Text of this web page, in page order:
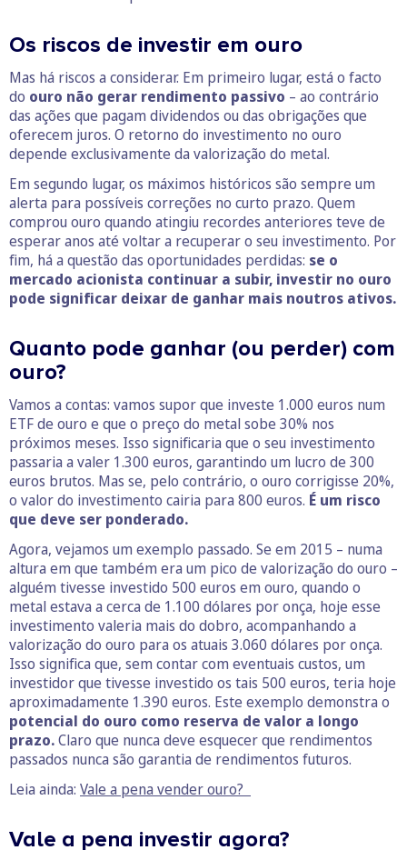
Os riscos de investir em ouro
Mas há riscos a considerar. Em primeiro lugar, está o facto
do ouro não gerar rendimento passivo – ao contrário
das ações que pagam dividendos ou das obrigações que
oferecem juros. O retorno do investimento no ouro
depende exclusivamente da valorização do metal.
Em segundo lugar, os máximos históricos são sempre um
alerta para possíveis correções no curto prazo. Quem
comprou ouro quando atingiu recordes anteriores teve de
esperar anos até voltar a recuperar o seu investimento. Por
fim, há a questão das oportunidades perdidas: se o
mercado acionista continuar a subir, investir no ouro
pode significar deixar de ganhar mais noutros ativos.
Quanto pode ganhar (ou perder) com
ouro?
Vamos a contas: vamos supor que investe 1.000 euros num
ETF de ouro e que o preço do metal sobe 30% nos
próximos meses. Isso significaria que o seu investimento
passaria a valer 1.300 euros, garantindo um lucro de 300
euros brutos. Mas se, pelo contrário, o ouro corrigisse 20%,
o valor do investimento cairia para 800 euros. É um risco
que deve ser ponderado.
Agora, vejamos um exemplo passado. Se em 2015 – numa
altura em que também era um pico de valorização do ouro –
alguém tivesse investido 500 euros em ouro, quando o
metal estava a cerca de 1.100 dólares por onça, hoje esse
investimento valeria mais do dobro, acompanhando a
valorização do ouro para os atuais 3.060 dólares por onça.
Isso significa que, sem contar com eventuais custos, um
investidor que tivesse investido os tais 500 euros, teria hoje
aproximadamente 1.390 euros. Este exemplo demonstra o
potencial do ouro como reserva de valor a longo
prazo.Claro que nunca deve esquecer que rendimentos
passados nunca são garantia de rendimentos futuros.
Leia ainda: Vale a pena vender ouro?
Vale a pena investir agora?